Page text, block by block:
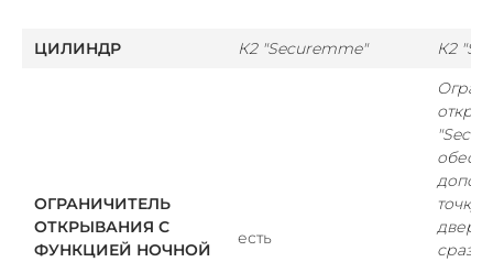
ЦИЛИНДР К2 "Securemme" К2
ОГРАНИЧИТЕЛЬ
ОТКРЫВАНИЯ С
ФУНКЦИЕЙ НОЧНОЙ
есть
точку
двери
сразу